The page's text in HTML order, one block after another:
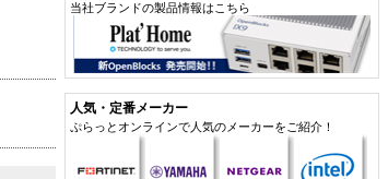
当社ブランドの製品情報はこちら
人気・定番メーカー
ぷらっとオンラインで人気のメーカーをご紹介！